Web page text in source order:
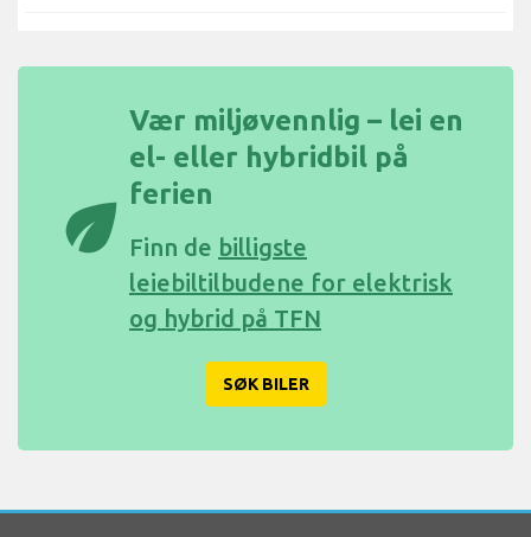
eco
Vær miljøvennlig – lei en
el- eller hybridbil på
ferien
Finn de billigste
leiebiltilbudene for elektrisk
og hybrid på TFN
SØK BILER